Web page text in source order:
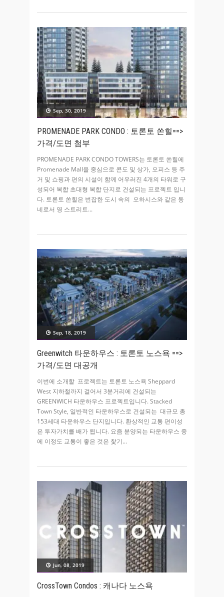
Sep, 30, 2019
PROMENADE PARK CONDO : 토론토 쏜힐==>
가격/도면 첨부
PROMENADE PARK CONDO TOWERS는 토론토 쏜힐에
Promenade Mall을 중심으로 콘도 및 상가, 오피스 등 주
거 및 쇼핑과 편의 시설이 함께 어우러진 4개의 타워로 구
성되어 복합 초대형 복합 단지로 건설되는 프로젝트 입니
다. 토론토 쏜힐은 번잡한 도시 속의 오하시스와 같은 동
네로서 영 스트리트
Sep, 18, 2019
Greenwitch 타운하우스 : 토론토 노스욕 ==>
가격/도면 대공개
이번에 소개할 프로젝트는 토론토 노스욕 Sheppard
West 지하철까지 걸어서 3분거리에 건설되는
GREENWICH 타운하우스 프로젝트입니다. Stacked
Town Style, 일반적인 타운하우스로 건설되는 대규모 총
153세대 타운하우스 단지입니다. 환상적인 교통 편이성
은 투자가치를 배가 됩니다. 요즘 분양되는 타운하우스 중
에 이정도 교통이 좋은 것은 찿기
Jun, 08, 2019
CrossTown Condos : 캐나다 노스욕